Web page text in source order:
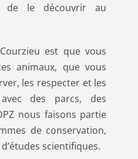
de le découvrir au
est que vous
animaux, que vous
les respecter et les
des parcs, des
nous faisons partie
de conservation,
scientifiques.